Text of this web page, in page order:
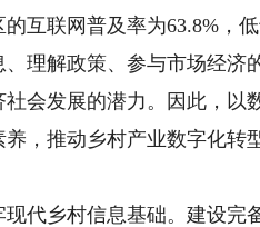
互联网普及率为63.8%，
理解政策、参与市场经济
会发展的潜力。因此，以
，推动乡村产业数字化
乡村信息基础。建设完